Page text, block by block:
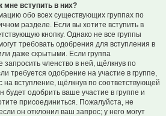
мне вступить в них?
обо всех существующих группах по
разделе. Если вы хотите вступить в
кнопку. Однако не все группы
требовать одобрения для вступления в
даже скрытыми. Если группа
членство в ней, щёлкнув по
требуется одобрение на участие в группе,
на вступление, щёлкнув по соответствующей
будет одобрить ваше участие в группе и
присоединиться. Пожалуйста, не
он отклонил ваш запрос; у него могут